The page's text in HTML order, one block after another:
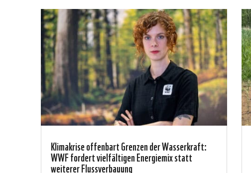
Klimakrise offenbart Grenzen der Wasserkraft:
WWF fordert vielfältigen Energiemix statt
weiterer Flussverbauung